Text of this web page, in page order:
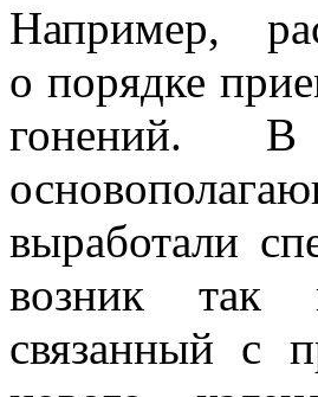
Например,
о порядке
гонений. В
выработали
возник так
связанный с